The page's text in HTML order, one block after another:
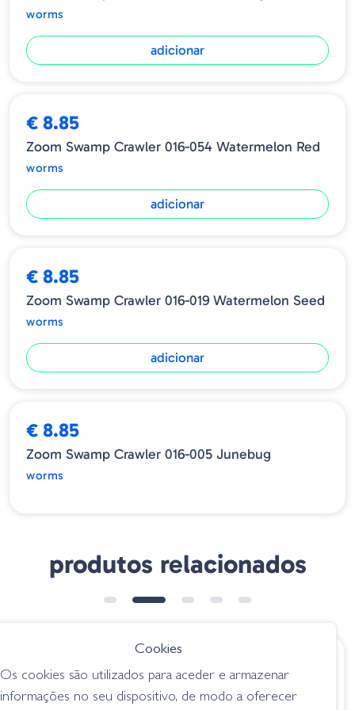
worms
adicionar
€ 8.85
Zoom Swamp Crawler 016-054 Watermelon Red
worms
adicionar
€ 8.85
Zoom Swamp Crawler 016-019 Watermelon Seed
worms
adicionar
€ 8.85
Zoom Swamp Crawler 016-005 Junebug
worms
produtos relacionados
€ 10.20
Zoom Thick Trick
160-072 Black Blue
Zoom Shakey Tail
038-019
Cookies
Os cookies são utilizados para aceder e armazenar
informações no seu dispositivo, de modo a oferecer